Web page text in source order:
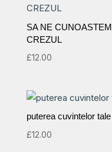
SA NE CUNOASTEM
CREZUL
£12.00
puterea cuvintelor tale
£12.00